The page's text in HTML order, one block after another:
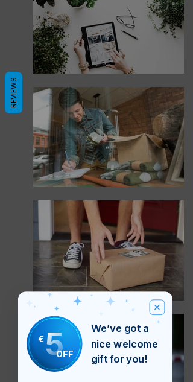
€5OFF
We’ve got a
nice welcome
gift for you!
REVIEWS